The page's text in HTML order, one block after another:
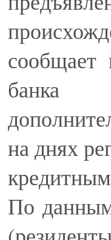
сообщает
банка
на днях
По